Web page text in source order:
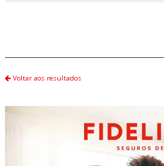
Voltar aos resultados